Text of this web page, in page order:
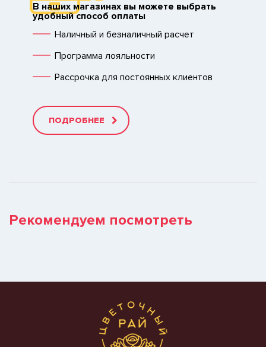
В наших магазинах вы можете выбрать
удобный способ оплаты
Наличный и безналичный расчет
Программа лояльности
Рассрочка для постоянных клиентов
ПОДРОБНЕЕ
Рекомендуем посмотреть